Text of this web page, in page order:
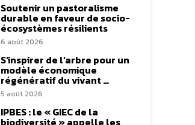
Soutenir un pastoralisme
durable en faveur de socio-
écosystèmes résilients
6 août 2026
S’inspirer de l’arbre pour un
modèle économique
régénératif du vivant …
5 août 2026
IPBES : le « GIEC de la
biodiversité » appelle les